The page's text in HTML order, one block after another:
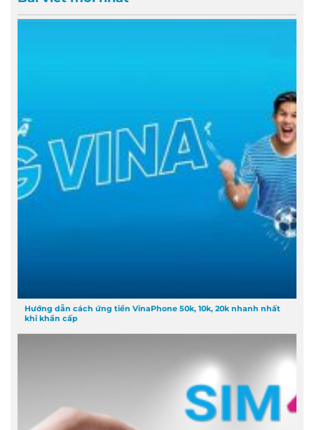
Hướng dẫn cách ứng tiền VinaPhone 50k, 10k, 20k nhanh nhất
khi khẩn cấp